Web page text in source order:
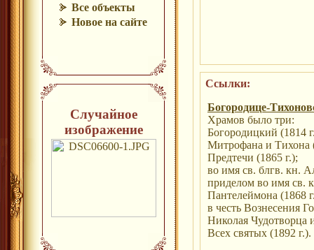
Все объекты
Новое на сайте
Случайное
изображение
Ссылки:
Богородице-
Храмов было три:
Богородицкий (1814
Митрофана и Тихона
Предтечи (1865 г.);
во имя св. блгв. кн.
приделом во имя св.
Пантелеймона (1868
в честь Вознесения
Николая Чудотворца
Всех святых (1892 г.).